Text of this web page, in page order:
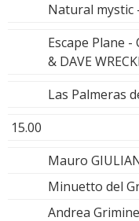
Natural mystic
Escape Plane -
& DAVE
Las Palmeras
15.00
Mauro
Minuetto del
Andrea